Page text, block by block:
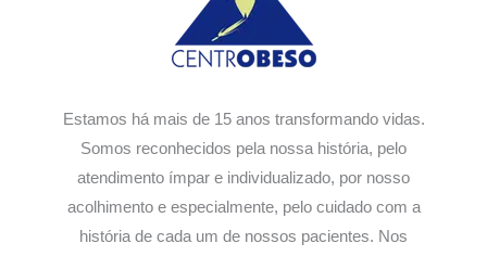
Estamos há mais de 15 anos transformando vidas.
Somos reconhecidos pela nossa história, pelo
atendimento ímpar e individualizado, por nosso
acolhimento e especialmente, pelo cuidado com a
história de cada um de nossos pacientes. Nos